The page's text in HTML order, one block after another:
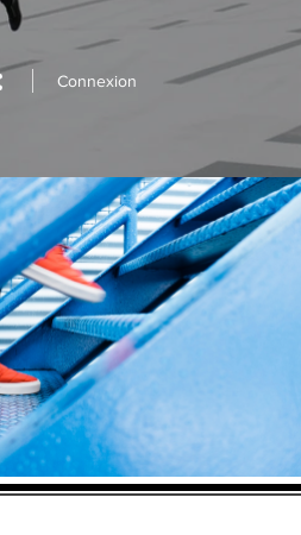
Connexion
Projet 02
Lire la vidéo